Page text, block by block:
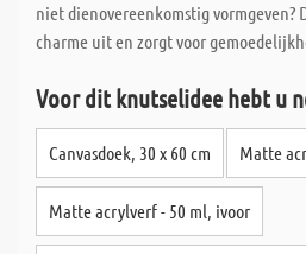
niet dienovereenkomstig vormgeven?
charme uit en zorgt voor
Voor dit knutselidee hebt u
Canvasdoek, 30 x 60 cm Matte
Matte acrylverf - 50 ml, ivoor